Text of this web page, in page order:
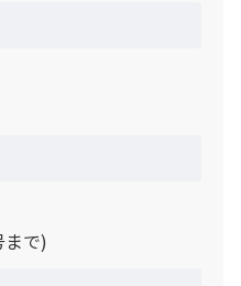
内に弊社担当までメール
後すみやかにご確認お願い
納品当日に予定場所が設置
で)